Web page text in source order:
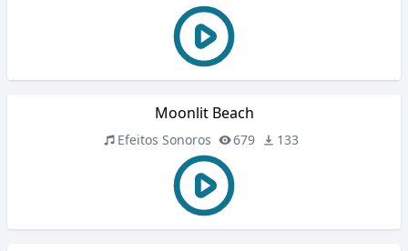
Moonlit Beach
Efeitos Sonoros 679 133